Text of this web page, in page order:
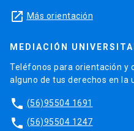
launch Más orientación
MEDIACIÓN
Teléfonos para orientación y
alguno de tus derechos en la
phone (56)95504 1691
phone (56)95504 1247